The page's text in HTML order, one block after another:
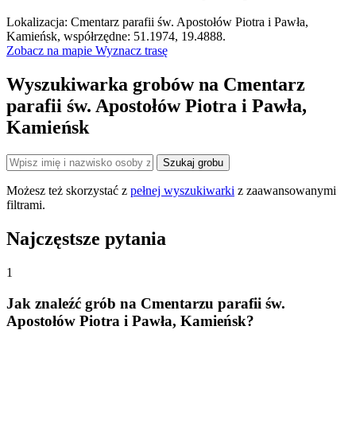
Cmentarz parafii św. Apostołów Piotra i Pawła,
Kamieńsk
×
+
−
Lokalizacja: Cmentarz parafii św. Apostołów Piotra i Pawła,
Kamieńsk, współrzędne: 51.1974, 19.4888.
Zobacz na mapie Wyznacz trasę
Wyszukiwarka grobów na Cmentarz
parafii św. Apostołów Piotra i Pawła,
Kamieńsk
Szukaj grobu
Możesz też skorzystać z pełnej wyszukiwarki z zaawansowanymi
filtrami.
Najczęstsze pytania
1
Jak znaleźć grób na Cmentarzu parafii św.
Apostołów Piotra i Pawła, Kamieńsk?